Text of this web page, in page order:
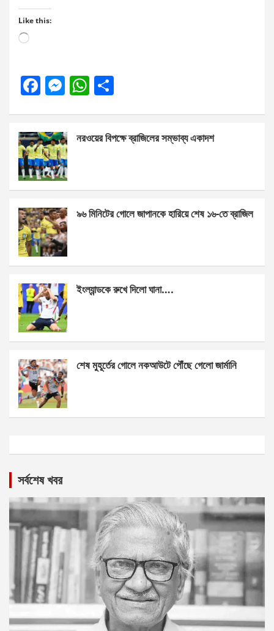
Like this:
Loading…
F
b
o
o
k
M
n
g
er
W
s
p
e
নরওয়ের বিপক্ষে ব্রাজিলের সম্ভাব্য একাদশ
৯৬ মিনিটের গোলে জাপানকে হারিয়ে শেষ ১৬-তে ব্রাজিল
ইংল্যান্ডকে রুখে দিলো ঘানা….
শেষ মুহূর্তের গোলে নকআউটে পৌঁছে গেলো জার্মানি
সর্বশেষ খবর